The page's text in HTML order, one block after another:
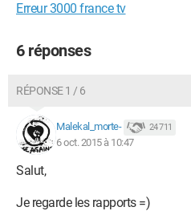
Erreur 3000 france tv
6 réponses
RÉPONSE 1 / 6
Malekal_morte- 24 711
6 oct. 2015 à 10:47
Salut,
Je regarde les rapports =)